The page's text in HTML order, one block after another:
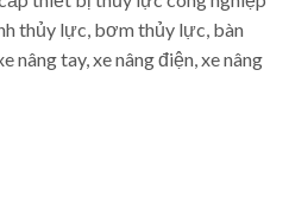
thủy lực, bơm thủy lực, bàn
nâng tay, xe nâng điện, xe nâng